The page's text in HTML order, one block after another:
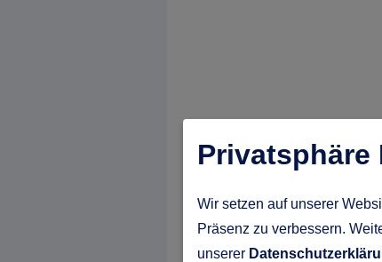
Privatsphäre
Wir setzen auf unserer
Präsenz zu verbessern.
unserer